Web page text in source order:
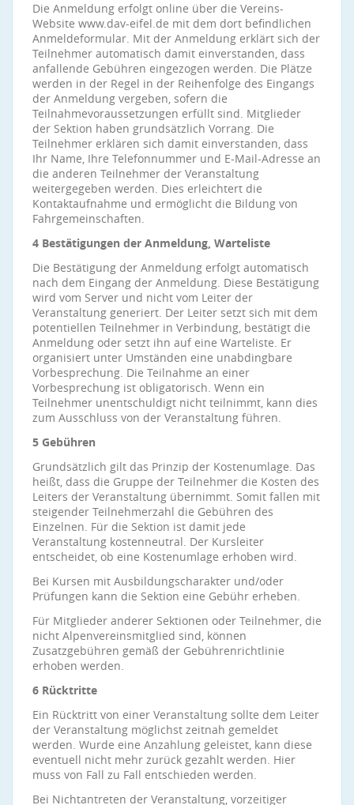
Die Anmeldung erfolgt online über die Vereins-
Website www.dav-eifel.de mit dem dort befindlichen
Anmeldeformular. Mit der Anmeldung erklärt sich der
Teilnehmer automatisch damit einverstanden, dass
anfallende Gebühren eingezogen werden. Die Plätze
werden in der Regel in der Reihenfolge des Eingangs
der Anmeldung vergeben, sofern die
Teilnahmevoraussetzungen erfüllt sind. Mitglieder
der Sektion haben grundsätzlich Vorrang. Die
Teilnehmer erklären sich damit einverstanden, dass
Ihr Name, Ihre Telefonnummer und E-Mail-Adresse an
die anderen Teilnehmer der Veranstaltung
weitergegeben werden. Dies erleichtert die
Kontaktaufnahme und ermöglicht die Bildung von
Fahrgemeinschaften.
4 Bestätigungen der Anmeldung, Warteliste
Die Bestätigung der Anmeldung erfolgt automatisch
nach dem Eingang der Anmeldung. Diese Bestätigung
wird vom Server und nicht vom Leiter der
Veranstaltung generiert. Der Leiter setzt sich mit dem
potentiellen Teilnehmer in Verbindung, bestätigt die
Anmeldung oder setzt ihn auf eine Warteliste. Er
organisiert unter Umständen eine unabdingbare
Vorbesprechung. Die Teilnahme an einer
Vorbesprechung ist obligatorisch. Wenn ein
Teilnehmer unentschuldigt nicht teilnimmt, kann dies
zum Ausschluss von der Veranstaltung führen.
5 Gebühren
Grundsätzlich gilt das Prinzip der Kostenumlage. Das
heißt, dass die Gruppe der Teilnehmer die Kosten des
Leiters der Veranstaltung übernimmt. Somit fallen mit
steigender Teilnehmerzahl die Gebühren des
Einzelnen. Für die Sektion ist damit jede
Veranstaltung kostenneutral. Der Kursleiter
entscheidet, ob eine Kostenumlage erhoben wird.
Bei Kursen mit Ausbildungscharakter und/oder
Prüfungen kann die Sektion eine Gebühr erheben.
Für Mitglieder anderer Sektionen oder Teilnehmer, die
nicht Alpenvereinsmitglied sind, können
Zusatzgebühren gemäß der Gebührenrichtlinie
erhoben werden.
6 Rücktritte
Ein Rücktritt von einer Veranstaltung sollte dem Leiter
der Veranstaltung möglichst zeitnah gemeldet
werden. Wurde eine Anzahlung geleistet, kann diese
eventuell nicht mehr zurück gezahlt werden. Hier
muss von Fall zu Fall entschieden werden.
Bei Nichtantreten der Veranstaltung, vorzeitiger